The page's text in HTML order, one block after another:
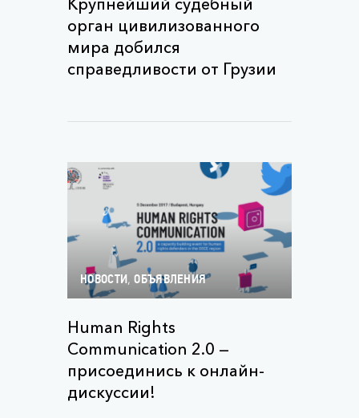
Крупнейший судебный
орган цивилизованного
мира добился
справедливости от Грузии
НОВОСТИ,ОБЪЯВЛЕНИЯ
Human Rights
Communication 2.0 —
присоединись к онлайн-
дискуссии!